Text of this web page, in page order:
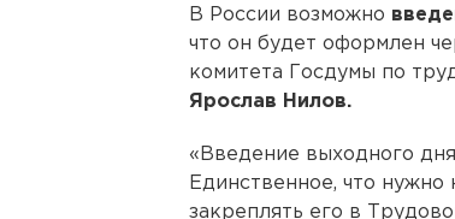
В России возможно
что он будет оформлен
комитета Госдумы по
Ярослав Нилов.
«Введение выходного
Единственное, что
закреплять его в